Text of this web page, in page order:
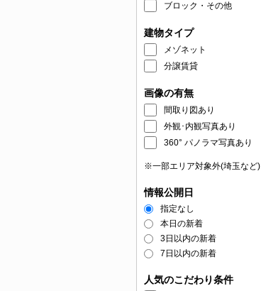
ブロック・その他
建物タイプ
メゾネット
分譲賃貸
画像の有無
間取り図あり
外観･内観写真あり
360° パノラマ写真あり
※一部エリア対象外(埼玉など)
情報公開日
指定なし
本日の新着
3日以内の新着
7日以内の新着
人気のこだわり条件